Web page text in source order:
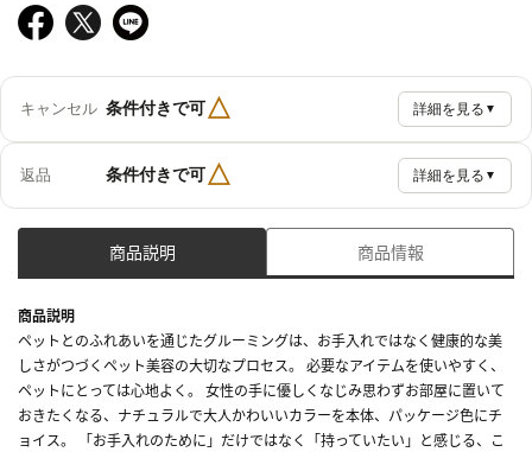
キャンセル 条件付きで可△ 詳細を見る ▼
返品 条件付きで可△ 詳細を見る ▼
商品説明 商品情報
商品説明
ペットとのふれあいを通じたグルーミングは、お手入れではなく健康的な美
しさがつづくペット美容の大切なプロセス。 必要なアイテムを使いやすく、
ペットにとっては心地よく。 女性の手に優しくなじみ思わずお部屋に置いて
おきたくなる、ナチュラルで大人かわいいカラーを本体、パッケージ色にチ
ョイス。 「お手入れのために」だけではなく「持っていたい」と感じる、こ